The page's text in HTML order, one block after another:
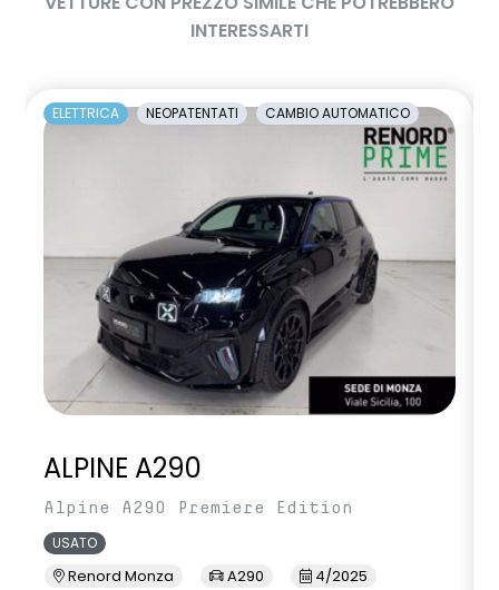
INTERESSARTI
ELETTRICA NEOPATENTATI CAMBIO AUTOMATICO
ALPINE A290
Alpine A290 Premiere Edition
USATO
Renord Monza A290
4/2025